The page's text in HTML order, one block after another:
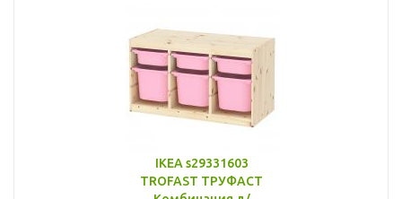
IKEA s29331603
TROFAST ТРУФАСТ